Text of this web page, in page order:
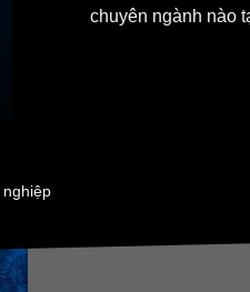
chuyên ngành nào